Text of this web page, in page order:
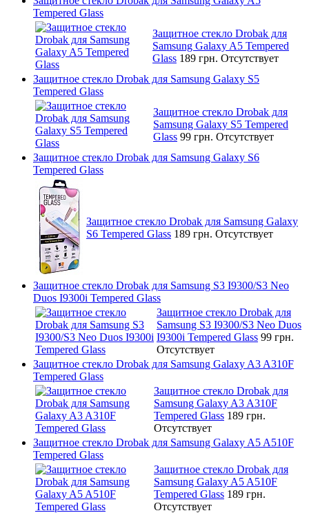
Tempered Glass
Защитное стекло Drobak для
Samsung Galaxy A5 Tempered
Glass 189 грн. Отсутствует
Защитное стекло Drobak для Samsung Galaxy S5
Tempered Glass
Защитное стекло Drobak для
Samsung Galaxy S5 Tempered
Glass 99 грн. Отсутствует
Защитное стекло Drobak для Samsung Galaxy S6
Tempered Glass
Защитное стекло Drobak для Samsung Galaxy
S6 Tempered Glass 189 грн. Отсутствует
Защитное стекло Drobak для Samsung S3 I9300/S3 Neo
Duos I9300i Tempered Glass
Защитное стекло Drobak для
Samsung S3 I9300/S3 Neo Duos
I9300i Tempered Glass 99 грн.
Отсутствует
Защитное стекло Drobak для Samsung Galaxy A3 A310F
Tempered Glass
Защитное стекло Drobak для
Samsung Galaxy A3 A310F
Tempered Glass 189 грн.
Отсутствует
Защитное стекло Drobak для Samsung Galaxy A5 A510F
Tempered Glass
Защитное стекло Drobak для
Samsung Galaxy A5 A510F
Tempered Glass 189 грн.
Отсутствует